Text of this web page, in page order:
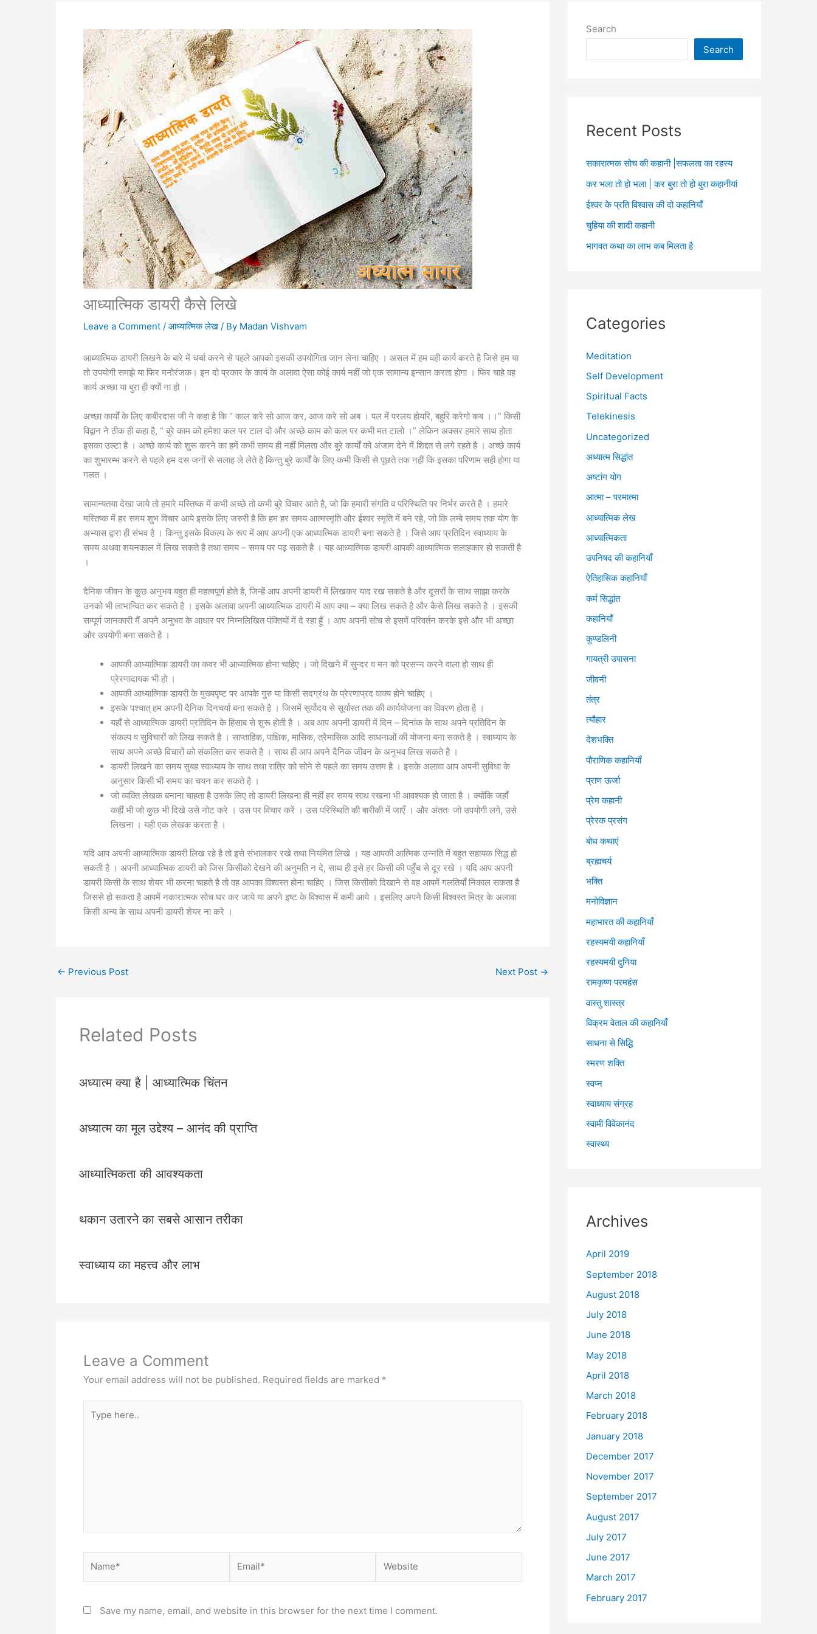
आध्यात्मिक डायरी कैसे लिखे
Leave a Comment / आध्यात्मिक लेख / By Madan Vishvam
आध्यात्मिक डायरी लिखने के बारे में चर्चा करने से पहले आपको इसकी उपयोगिता जान लेना चाहिए । असल में हम वही कार्य करते है जिसे हम या
तो उपयोगी समझे या फिर मनोरंजक। इन दो प्रकार के कार्य के अलावा ऐसा कोई कार्य नहीं जो एक सामान्य इन्सान करता होगा । फिर चाहे वह
कार्य अच्छा या बुरा ही क्यों ना हो ।
अच्छा कार्यों के लिए कबीरदास जी ने कहा है कि “ काल करे सो आज कर, आज करे सो अब । पल में परलय होयरि, बहुरि करेगो कब ।।” किसी
विद्वान ने ठीक ही कहा है, “ बुरे काम को हमेशा कल पर टाल दो और अच्छे काम को कल पर कभी मत टालो ।” लेकिन अक्सर हमारे साथ होता
इसका उल्टा है । अच्छे कार्य को शुरू करने का हमें कभी समय ही नहीं मिलता और बुरे कार्यों को अंजाम देने में शिद्दत से लगे रहते है । अच्छे कार्य
का शुभारम्भ करने से पहले हम दस जनों से सलाह ले लेते है किन्तु बुरे कार्यों के लिए कभी किसी से पूछते तक नहीं कि इसका परिणाम सही होगा या
गलत ।
सामान्यतया देखा जाये तो हमारे मस्तिष्क में कभी अच्छे तो कभी बुरे विचार आते है, जो कि हमारी संगति व परिस्थिति पर निर्भर करते है । हमारे
मस्तिष्क में हर समय शुभ विचार आये इसके लिए जरुरी है कि हम हर समय आत्मस्मृति और ईश्वर स्मृति में बने रहे, जो कि लम्बे समय तक योग के
अभ्यास द्वारा ही संभव है । किन्तु इसके विकल्प के रूप में आप अपनी एक आध्यात्मिक डायरी बना सकते है । जिसे आप प्रतिदिन स्वाध्याय के
समय अथवा शयनकाल में लिख सकते है तथा समय – समय पर पढ़ सकते है । यह आध्यात्मिक डायरी आपकी आध्यात्मिक सलाहकार हो सकती है
।
दैनिक जीवन के कुछ अनुभव बहुत ही महत्वपूर्ण होते है, जिन्हें आप अपनी डायरी में लिखकर याद रख सकते है और दूसरों के साथ साझा करके
उनको भी लाभान्वित कर सकते है । इसके अलावा अपनी आध्यात्मिक डायरी में आप क्या – क्या लिख सकते है और कैसे लिख सकते है । इसकी
सम्पूर्ण जानकारी मैं अपने अनुभव के आधार पर निम्नलिखित पंक्तियों में दे रहा हूँ । आप अपनी सोच से इसमें परिवर्तन करके इसे और भी अच्छा
और उपयोगी बना सकते है ।
आपकी आध्यात्मिक डायरी का कवर भी आध्यात्मिक होना चाहिए । जो दिखने में सुन्दर व मन को प्रसन्न करने वाला हो साथ ही
प्रेरणादायक भी हो ।
आपकी आध्यात्मिक डायरी के मुख्यपृष्ट पर आपके गुरु या किसी सदग्रंथ के प्रेरणाप्रद वाक्य होने चाहिए ।
इसके पश्चात् हम अपनी दैनिक दिनचर्या बना सकते है । जिसमें सूर्योदय से सूर्यास्त तक की कार्ययोजना का विवरण होता है ।
यहाँ से आध्यात्मिक डायरी प्रतिदिन के हिसाब से शुरू होती है । अब आप अपनी डायरी में दिन – दिनांक के साथ अपने प्रतिदिन के
संकल्प व सुविचारों को लिख सकते है । साप्ताहिक, पाक्षिक, मासिक, त्रैमासिक आदि साधनाओं की योजना बना सकते है । स्वाध्याय के
साथ अपने अच्छे विचारों को संकलित कर सकते है । साथ ही आप अपने दैनिक जीवन के अनुभव लिख सकते है ।
डायरी लिखने का समय सुबह स्वाध्याय के साथ तथा रात्रि को सोने से पहले का समय उत्तम है । इसके अलावा आप अपनी सुविधा के
अनुसार किसी भी समय का चयन कर सकते है ।
जो व्यक्ति लेखक बनाना चाहता है उसके लिए तो डायरी लिखना ही नहीं हर समय साथ रखना भी आवश्यक हो जाता है । क्योंकि जहाँ
कहीं भी जो कुछ भी दिखे उसे नोट करे । उस पर विचार करें । उस परिस्थिति की बारीकी में जाएँ । और अंततः जो उपयोगी लगे, उसे
लिखना । यही एक लेखक करता है ।
यदि आप अपनी आध्यात्मिक डायरी लिख रहे है तो इसे संभालकर रखे तथा नियमित लिखे । यह आपकी आत्मिक उन्नति में बहुत सहायक सिद्ध हो
सकती है । अपनी आध्यात्मिक डायरी को जिस किसीको देखने की अनुमति न दे, साथ ही इसे हर किसी की पहुँच से दूर रखे । यदि आप अपनी
डायरी किसी के साथ शेयर भी करना चाहते है तो वह आपका विश्वस्त होना चाहिए । जिस किसीको दिखाने से वह आपमें गलतियाँ निकाल सकता है
जिससे हो सकता है आपमें नकारात्मक सोच घर कर जाये या अपने इष्ट के विश्वास में कमी आये । इसलिए अपने किसी विश्वस्त मित्र के अलावा
किसी अन्य के साथ अपनी डायरी शेयर ना करे ।
← Previous Post Next Post →
Related Posts
अध्यात्म क्या है | आध्यात्मिक चिंतन
अध्यात्म का मूल उद्देश्य – आनंद की प्राप्ति
आध्यात्मिकता की आवश्यकता
थकान उतारने का सबसे आसान तरीका
स्वाध्याय का महत्त्व और लाभ
Leave a Comment
Your email address will not be published. Required fields are marked *
here..
Save my name, email, and website in this browser for the next time I comment.
Search
Search
Recent Posts
सकारात्मक सोच की कहानी |सफलता का रहस्य
कर भला तो हो भला | कर बुरा तो हो बुरा कहानीयां
ईश्वर के प्रति विश्वास की दो कहानियाँ
चुहिया की शादी कहानी
भागवत कथा का लाभ कब मिलता है
Categories
Meditation
Self Development
Spiritual Facts
Telekinesis
Uncategorized
अध्यात्म सिद्धांत
अष्टांग योग
आत्मा – परमात्मा
आध्यात्मिक लेख
आध्यात्मिकता
उपनिषद की कहानियाँ
ऐतिहासिक कहानियाँ
कर्म सिद्धांत
कहानियाँ
कुण्डलिनी
गायत्री उपासना
जीवनी
तंत्र
त्यौहार
देशभक्ति
पौराणिक कहानियाँ
प्राण ऊर्जा
प्रेम कहानी
प्रेरक प्रसंग
बोध कथाएं
ब्रह्मचर्य
भक्ति
मनोविज्ञान
महाभारत की कहानियाँ
रहस्यमयी कहानियाँ
रहस्यमयी दुनिया
रामकृष्ण परमहंस
वास्तु शास्त्र
विक्रम वेताल की कहानियाँ
साधना से सिद्धि
स्मरण शक्ति
स्वप्न
स्वाध्याय संग्रह
स्वामी विवेकानंद
स्वास्थ्य
Archives
April 2019
September 2018
August 2018
July 2018
June 2018
May 2018
April 2018
March 2018
February 2018
January 2018
December 2017
November 2017
September 2017
August 2017
July 2017
June 2017
March 2017
February 2017